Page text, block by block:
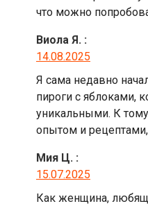
что можно
Виола Я. :
14.08.2025
Я сама недавно
пироги с яблоками,
уникальными. К
опытом и
Мия Ц. :
15.07.2025
Как женщина,